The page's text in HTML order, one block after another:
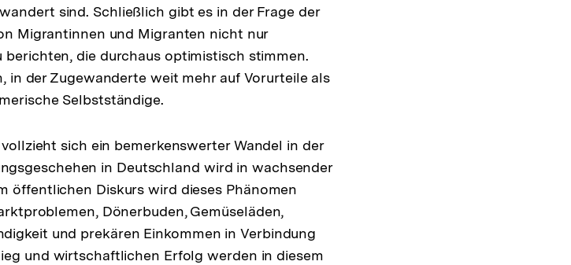
sind. Schließlich gibt es in der Frage der
Migrantinnen und Migranten nicht nur
berichten, die durchaus optimistisch stimmen.
in der Zugewanderte weit mehr auf Vorurteile als
Selbstständige.
sich ein bemerkenswerter Wandel in der
in Deutschland wird in wachsender
öffentlichen Diskurs wird dieses Phänomen
Dönerbuden, Gemüseläden,
und prekären Einkommen in Verbindung
und wirtschaftlichen Erfolg werden in diesem